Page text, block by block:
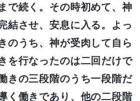
で続く。その時初めて、神
結させ、安息に入る。よっ
のうち、神が受肉して自ら
を行なったのは二回だけで
きの三段階のうち一段階だ
く働きであり、他の二段階